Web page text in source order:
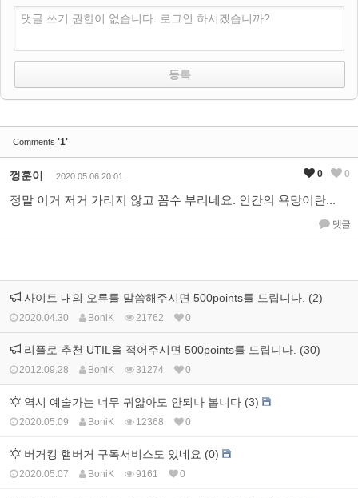
댓글 쓰기 권한이 없습니다. 로그인 하시겠습니까?
Comments '1'
껑훈이 2020.05.06 20:01
정말 이거 저거 가리지 않고 꼼수 부리네요. 인간의 욕망이란...
댓글
0 0
사이트 내의 오류를 말씀해주시면 500points를 드립니다. (2)
2020.04.30 BoniK 21762 0
리플로 추천 UTIL을 적어주시면 500points를 드립니다. (30)
2012.09.28 BoniK 31274 0
역시 예술가는 너무 귀얇아도 안되나 봅니다 (3)
2020.05.09 BoniK 12368 0
버거킹 햄버거 구독서비스도 있네요 (0)
2020.05.07 BoniK 9161 0